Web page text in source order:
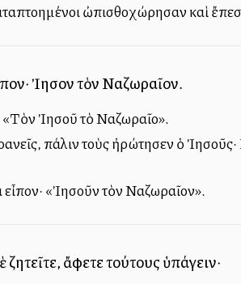
ὠπισθοχώρησαν καὶ
Ἰησοῦν τὸν Ναζωραῖον.
«Τὸν Ἰησοῦ τὸ Ναζωραῖο».
πάλιν τοὺς ἠρώτησεν ὁ Ἰησοῦς·
εἶπον· «Ἰησοῦν τὸν Ναζωραῖον».
ζητεῖτε, ἄφετε τούτους ὑπάγειν·